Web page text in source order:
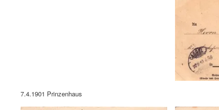
7.4.1901 Prinzenhaus